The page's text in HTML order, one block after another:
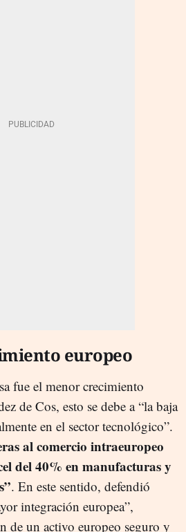
europeo
fue el menor crecimiento
de Cos, esto se debe a “la baja
en el sector tecnológico”.
al comercio intraeuropeo
del 40% en manufacturas y
. En este sentido, defendió
integración europea”,
de un activo europeo seguro y